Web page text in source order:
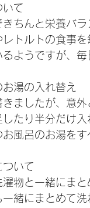
て
ちんと栄養バラ
トルトの食事を
ようですが、毎
湯の入れ替え
ましたが、意外
たり半分だけ入
風呂のお湯をす
いて
物と一緒にまと
緒にまとめて洗